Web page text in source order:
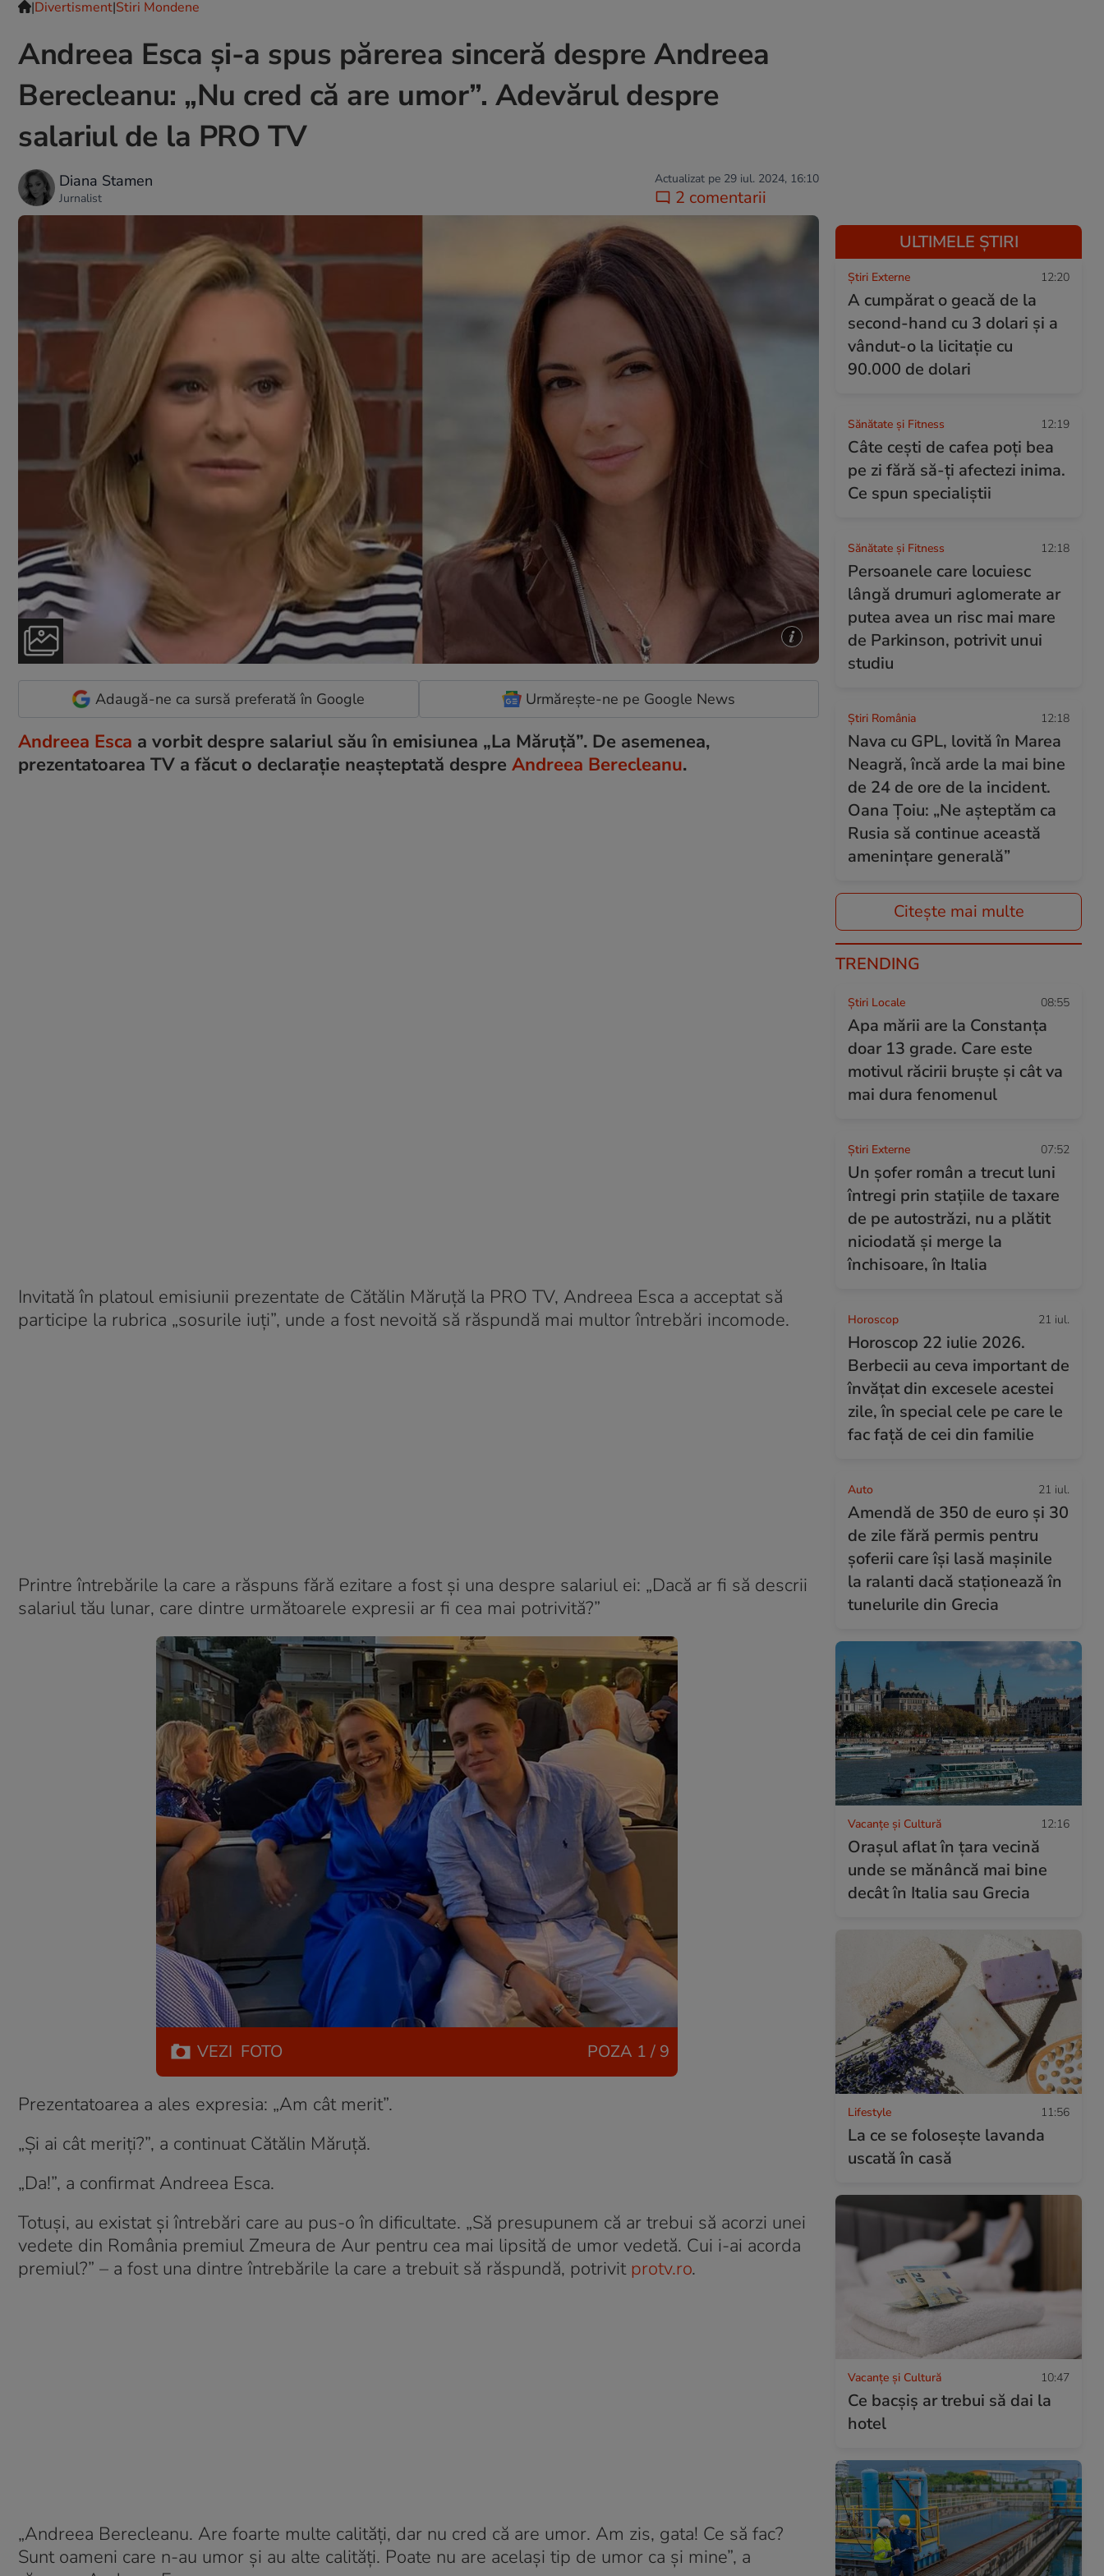
|Divertisment|Stiri Mondene
Andreea Esca și-a spus părerea sinceră despre Andreea
Berecleanu: „Nu cred că are umor”. Adevărul despre
salariul de la PRO TV
Diana Stamen
Jurnalist
Actualizat pe 29 iul. 2024, 16:10
2 comentarii
Adaugă-ne ca sursă preferată în Google Urmărește-ne pe Google News
Andreea Esca a vorbit despre salariul său în emisiunea „La Măruță”. De asemenea,
prezentatoarea TV a făcut o declarație neașteptată despre Andreea Berecleanu.
Invitată în platoul emisiunii prezentate de Cătălin Măruță la PRO TV, Andreea Esca a acceptat să
participe la rubrica „sosurile iuți”, unde a fost nevoită să răspundă mai multor întrebări incomode.
Printre întrebările la care a răspuns fără ezitare a fost și una despre salariul ei: „Dacă ar fi să descrii
salariul tău lunar, care dintre următoarele expresii ar fi cea mai potrivită?”
VEZI FOTO POZA 1 / 9
Prezentatoarea a ales expresia: „Am cât merit”.
„Și ai cât meriți?”, a continuat Cătălin Măruță.
„Da!”, a confirmat Andreea Esca.
Totuși, au existat și întrebări care au pus-o în dificultate. „Să presupunem că ar trebui să acorzi unei
vedete din România premiul Zmeura de Aur pentru cea mai lipsită de umor vedetă. Cui i-ai acorda
premiul?” – a fost una dintre întrebările la care a trebuit să răspundă, potrivit protv.ro.
„Andreea Berecleanu. Are foarte multe calități, dar nu cred că are umor. Am zis, gata! Ce să fac?
Sunt oameni care n-au umor și au alte calități. Poate nu are același tip de umor ca și mine”, a
ULTIMELE ȘTIRI
Știri Externe 12:20
A cumpărat o geacă de la
second-hand cu 3 dolari și a
vândut-o la licitație cu
90.000 de dolari
Sănătate și Fitness 12:19
Câte cești de cafea poți bea
pe zi fără să-ți afectezi inima.
Ce spun specialiștii
Sănătate și Fitness 12:18
Persoanele care locuiesc
lângă drumuri aglomerate ar
putea avea un risc mai mare
de Parkinson, potrivit unui
studiu
Știri România 12:18
Nava cu GPL, lovită în Marea
Neagră, încă arde la mai bine
de 24 de ore de la incident.
Oana Țoiu: „Ne așteptăm ca
Rusia să continue această
amenințare generală”
Citește mai multe
TRENDING
Știri Locale 08:55
Apa mării are la Constanța
doar 13 grade. Care este
motivul răcirii bruște și cât va
mai dura fenomenul
Știri Externe 07:52
Un șofer român a trecut luni
întregi prin stațiile de taxare
de pe autostrăzi, nu a plătit
niciodată și merge la
închisoare, în Italia
Horoscop 21 iul.
Horoscop 22 iulie 2026.
Berbecii au ceva important de
învățat din excesele acestei
zile, în special cele pe care le
fac față de cei din familie
Auto 21 iul.
Amendă de 350 de euro și 30
de zile fără permis pentru
șoferii care își lasă mașinile
la ralanti dacă staționează în
tunelurile din Grecia
Vacanțe și Cultură 12:16
Orașul aflat în țara vecină
unde se mănâncă mai bine
decât în Italia sau Grecia
Lifestyle 11:56
La ce se folosește lavanda
uscată în casă
Vacanțe și Cultură 10:47
Ce bacşiş ar trebui să dai la
hotel